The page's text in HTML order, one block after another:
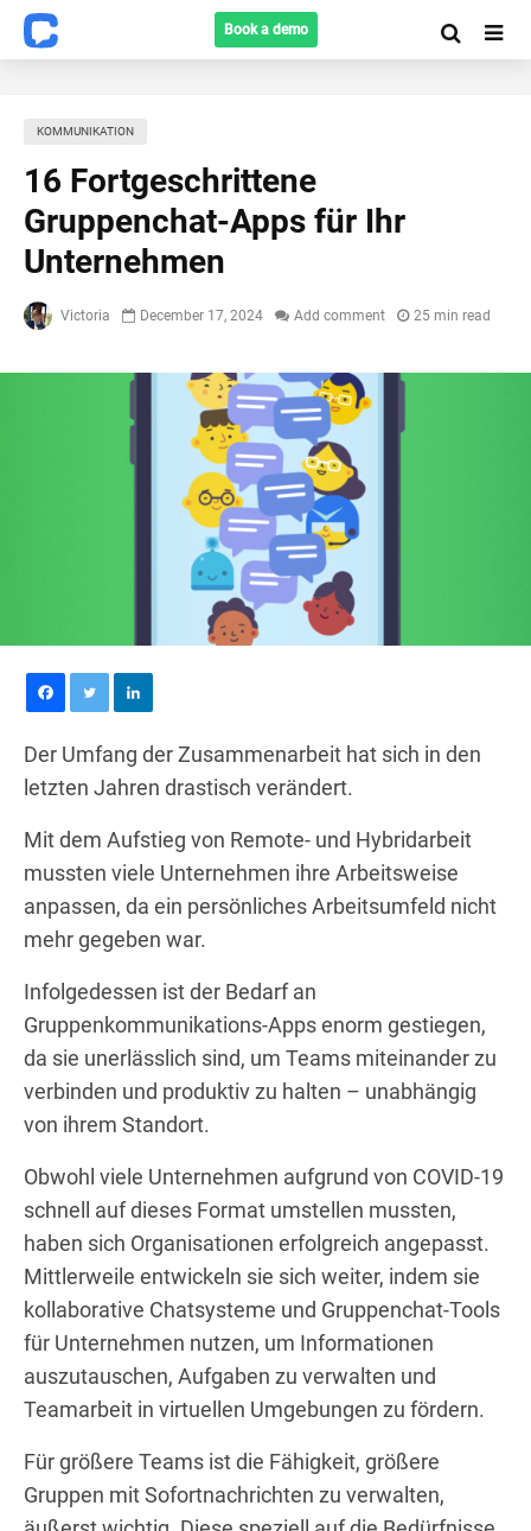
Book a demo
KOMMUNIKATION
16 Fortgeschrittene
Gruppenchat-Apps für Ihr
Unternehmen
Victoria December 17, 2024 Add comment 25 min read
Der Umfang der Zusammenarbeit hat sich in den
letzten Jahren drastisch verändert.
Mit dem Aufstieg von Remote- und Hybridarbeit
mussten viele Unternehmen ihre Arbeitsweise
anpassen, da ein persönliches Arbeitsumfeld nicht
mehr gegeben war.
Infolgedessen ist der Bedarf an
Gruppenkommunikations-Apps enorm gestiegen,
da sie unerlässlich sind, um Teams miteinander zu
verbinden und produktiv zu halten – unabhängig
von ihrem Standort.
Obwohl viele Unternehmen aufgrund von COVID-19
schnell auf dieses Format umstellen mussten,
haben sich Organisationen erfolgreich angepasst.
Mittlerweile entwickeln sie sich weiter, indem sie
kollaborative Chatsysteme und Gruppenchat-Tools
für Unternehmen nutzen, um Informationen
auszutauschen, Aufgaben zu verwalten und
Teamarbeit in virtuellen Umgebungen zu fördern.
Für größere Teams ist die Fähigkeit, größere
Gruppen mit Sofortnachrichten zu verwalten,